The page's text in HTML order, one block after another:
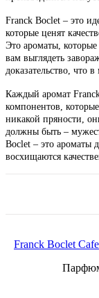
Franck Boclet – это
которые ценят
Это ароматы,
вам выглядеть
доказательство, что
Каждый аромат
компонентов,
никакой пряности,
должны быть –
Boclet – это ароматы
восхищаются
Franck Boclet